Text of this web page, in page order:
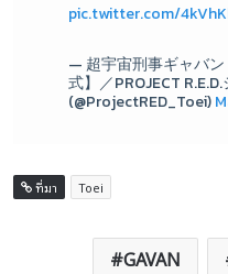
pic.twitter.com/
— 超宇宙刑事ギャバ
式】／PROJECT
(@ProjectRED_Toei)
ที่มา Toei
GAVAN